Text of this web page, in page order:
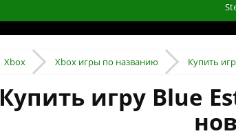
Xbox Xbox игры по названию Купить
Купить игру Blue